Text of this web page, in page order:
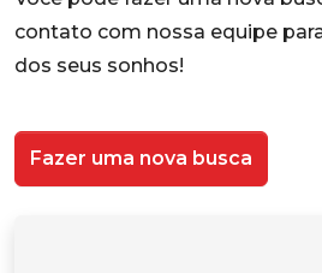
contato com nossa equipe
dos seus sonhos!
Fazer uma nova busca